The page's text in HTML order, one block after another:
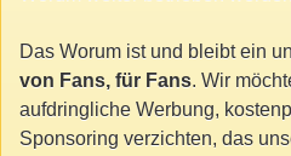
Das Worum ist und bleibt ein
von Fans, für Fans. Wir
aufdringliche Werbung,
Sponsoring verzichten, das